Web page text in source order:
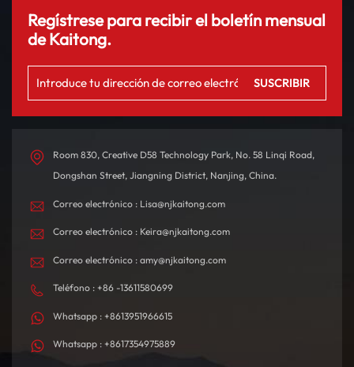
Regístrese para recibir el boletín mensual
de Kaitong.
Room 830, Creative D58 Technology Park, No. 58 Linqi Road,
Dongshan Street, Jiangning District, Nanjing, China.
Correo electrónico : Lisa@njkaitong.com
Correo electrónico : Keira@njkaitong.com
Correo electrónico : amy@njkaitong.com
Teléfono : +86 -13611580699
Whatsapp : +8613951966615
Whatsapp : +8617354975889